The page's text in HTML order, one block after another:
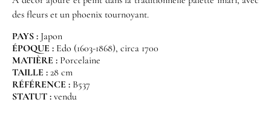
des fleurs et un phoenix tournoyant.
PAYS : Japon
ÉPOQUE : Edo (1603-1868), circa 1700
MATIÈRE : Porcelaine
TAILLE : 28 cm
RÉFÉRENCE : B537
STATUT : vendu